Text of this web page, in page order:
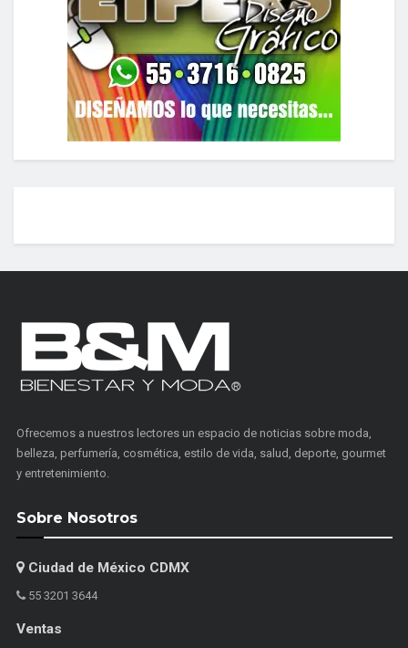
Ofrecemos a nuestros lectores un espacio de noticias sobre moda,
belleza, perfumería, cosmética, estilo de vida, salud, deporte, gourmet
y entretenimiento.
Sobre Nosotros
Ciudad de México CDMX
55 3201 3644
Ventas